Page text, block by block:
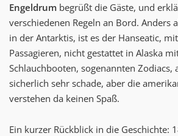
Engeldrum begrüßt die Gäste, und
verschiedenen Regeln an Bord. Anders
in der Antarktis, ist es der Hanseatic,
Passagieren, nicht gestattet in Alaska
Schlauchbooten, sogenannten Zodiacs,
sicherlich sehr schade, aber die
verstehen da keinen Spaß.
Ein kurzer Rückblick in die Geschichte: